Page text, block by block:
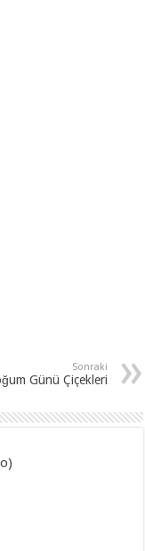
Sonraki
Günü Çiçekleri